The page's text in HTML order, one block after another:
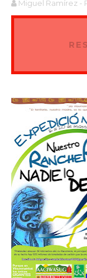
Miguel Ramírez -